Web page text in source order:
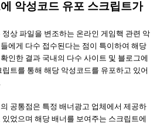
악성코드 유포 스크립트가
상 파일을 변조하는 온라인 게임핵 관련 악
에게 다수 접수된다는 점이 특이하여 해당
인한 결과 국내의 다수 사이트 및 블로그에
트를 통해 해당 악성코드를 유포하고 있어
공통점은 특정 배너광고 업체에서 제공하
었으며 해당 배너를 보여주는 스크립트에